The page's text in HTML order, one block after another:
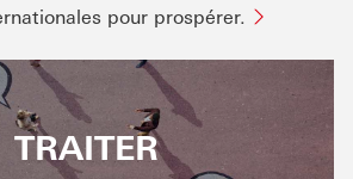
pour prospérer.
TRAITER